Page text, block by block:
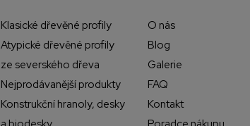
Klasické dřevěné profily
Atypické dřevěné profily
ze severského dřeva
Nejprodávanější produkty
Konstrukční hranoly, desky
O nás
Blog
Galerie
FAQ
Kontakt